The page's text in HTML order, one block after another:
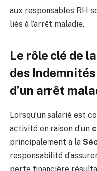
aux responsables RH
liés à l’arrêt maladie.
Le rôle clé de
des
d’un arrêt
Lorsqu’un salarié est
activité en raison d’un
principalement à la
responsabilité
perte financière